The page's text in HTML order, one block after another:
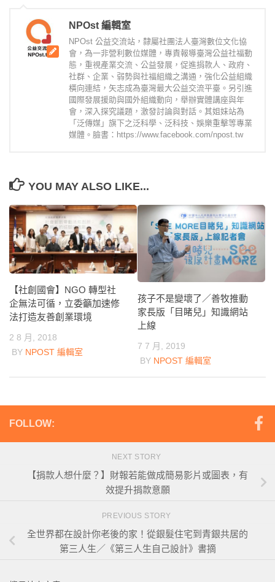
NPOst 編輯室
NPOst 公益交流站，隸屬社團法人臺灣數位文化協
會，為一非營利數位媒體，專責報導臺灣公益社福動
態，重視產業交流、公益發展，促進捐款人、政府、
社群、企業、弱勢與社福組織之溝通，強化公益組織
橫向連結，矢志成為臺灣最大公益交流平臺。另引進
國際發展援助與國外組織動向，舉辦實體講座與年
會，深入探究議題，激發討論與對話。其姐妹站為
「泛傳媒」旗下之泛科學、泛科技、娛樂重擊等專業
媒體。臉書：https://www.facebook.com/npost.tw
YOU MAY ALSO LIKE...
【社創國會】NGO 轉型社
企無法可循，立委籲加速修
法打造友善創業環境
2 8 月, 2018
BY NPOST 編輯室
孩子不是變壞了／善牧推動
家長版「目睹兒」知識網站
上線
7 7 月, 2019
BY NPOST 編輯室
FOLLOW:
NEXT STORY
【捐款人想什麼？】財報若能做成簡易影片或圖表，有
效提升捐款意願
PREVIOUS STORY
全世界都在設計你老後的家！從銀髮住宅到青銀共居的
第三人生／《第三人生自己設計》書摘